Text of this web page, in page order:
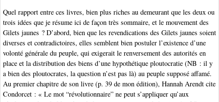
Quel rapport entre ces livres, bien plus riches au demeurant que les deux ou
trois idées que je résume ici de façon très sommaire, et le mouvement des
Gilets jaunes ? D’abord, bien que les revendications des Gilets jaunes soient
diverses et contradictoires, elles semblent bien postuler l’existence d’une
volonté générale du peuple, qui exigerait le renversement des autorités en
place et la distribution des biens d’une hypothétique ploutocratie (NB : il y
a bien des ploutocrates, la question n’est pas là) au peuple supposé affamé.
Au premier chapitre de son livre (p. 39 de mon édition), Hannah Arendt cite
Condorcet : « Le mot “révolutionnaire” ne peut s’appliquer qu’aux